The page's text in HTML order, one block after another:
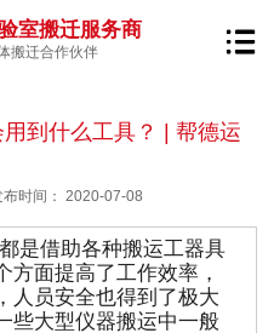
室搬迁服务商
搬迁合作伙伴
到什么工具？ | 帮德运
时间： 2020-07-08
是借助各种搬运工器具
方面提高了工作效率，
人员安全也得到了极大
些大型仪器搬运中一般